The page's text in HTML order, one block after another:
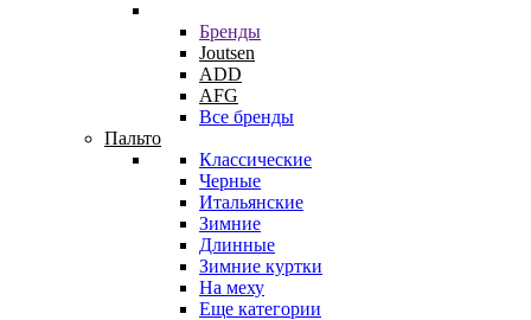
Бренды
Joutsen
ADD
AFG
Все бренды
Пальто
Классические
Черные
Итальянские
Зимние
Длинные
Зимние куртки
На меху
Еще категории